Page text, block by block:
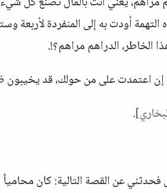
أودت به إلى المنفردة لأربعة
الخاطر، الدراهم مراهم؟!.
إن اعتمدت على من حولك، قد
.
عن القصة التالية: كان محامياً